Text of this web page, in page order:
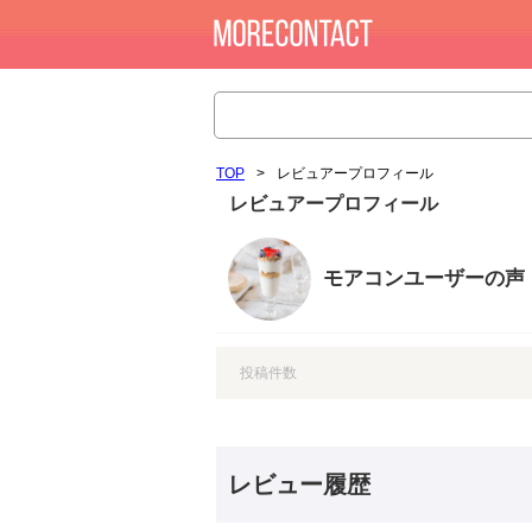
TOP > レビュアープロフィール
レビュアープロフィール
モアコンユーザーの声
投稿件数
レビュー履歴